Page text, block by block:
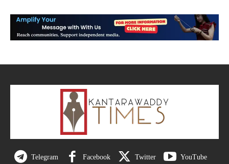
Telegram Facebook Twitter YouTube